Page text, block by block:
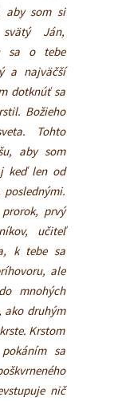
aby som si
Ján,
sa o tebe
a najväčší
dotknúť sa
Božieho
Tohto
aby som
keď len od
prvý
učiteľ
k tebe sa
ale
mnohých
ako druhým
Krstom
sa
nič